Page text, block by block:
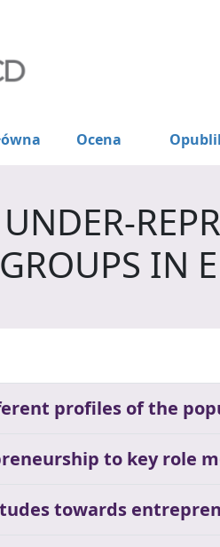
Ocena
IN
profiles of the
to key role
towards